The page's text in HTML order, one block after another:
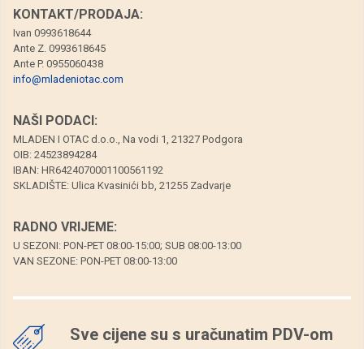
KONTAKT/PRODAJA:
Ivan 0993618644
Ante Z. 0993618645
Ante P. 0955060438
info@mladeniotac.com
NAŠI PODACI:
MLADEN I OTAC d.o.o., Na vodi 1, 21327 Podgora
OIB: 24523894284
IBAN: HR6424070001100561192
SKLADIŠTE: Ulica Kvasinići bb, 21255 Zadvarje
RADNO VRIJEME:
U SEZONI: PON-PET 08:00-15:00; SUB 08:00-13:00
VAN SEZONE: PON-PET 08:00-13:00
Sve cijene su s uračunatim PDV-om